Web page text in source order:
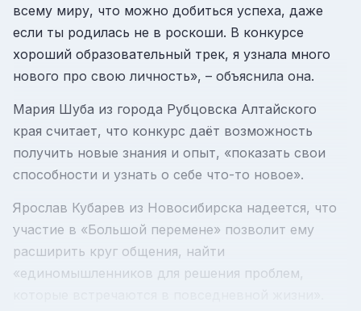
всему миру, что можно добиться успеха, даже
если ты родилась не в роскоши. В конкурсе
хороший образовательный трек, я узнала много
нового про свою личность», – объяснила она.
Мария Шуба из города Рубцовска Алтайского
края считает, что конкурс даёт возможность
получить новые знания и опыт, «показать свои
способности и узнать о себе что-то новое».
Ярослав Кубарев из Новосибирска надеется, что
участие в «Большой перемене» позволит ему
расширить круг общения, найти
«единомышленников для решения проблем,